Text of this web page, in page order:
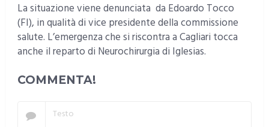
La situazione viene denunciata da Edoardo Tocco
(FI), in qualità di vice presidente della commissione
salute. L’emergenza che si riscontra a Cagliari tocca
anche il reparto di Neurochirurgia di Iglesias.
COMMENTA!